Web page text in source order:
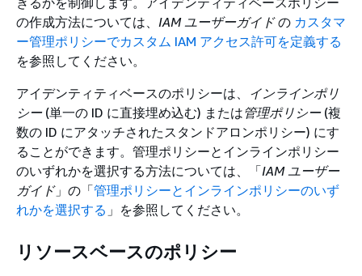
の作成方法については、 IAM ユーザーガイドの カスタマ
ー管理ポリシーでカスタム IAM アクセス許可を定義する
を参照してください。
アイデンティティベースのポリシーは、 インラインポリ
シー(単一の ID に直接埋め込む) または管理ポリシー(複
数の ID にアタッチされたスタンドアロンポリシー) にす
ることができます。管理ポリシーとインラインポリシー
のいずれかを選択する方法については、「IAM ユーザー
ガイド」の「管理ポリシーとインラインポリシーのいず
れかを選択する 」を参照してください。
リソースベースのポリシー